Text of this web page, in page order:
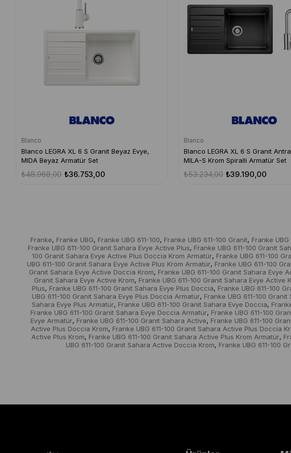
Blanco
Blanco LEGRA XL 6 S Granit Beyaz Evye,
MIDA Beyaz Armatür Set
₺36.753,00
₺48.968,00
Blanco
Blanco LEGRA XL 6 S Granit
MILA-S Krom Spiralli Armatür Set
₺39.190,00
₺53.234,00
Franke, Franke UBG, Franke UBG 611-100, Franke UBG 611-100 Granit, Franke
Franke UBG 611-100 Granit Sahara Evye Active Plus, Franke UBG 611-100 Granit
100 Granit Sahara Evye Active Plus Doccia Krom Armatür, Franke UBG 611-100
UBG 611-100 Granit Sahara Evye Active Plus Krom Armatür, Franke UBG 611-100
Granit Sahara Evye Active Doccia Krom, Franke UBG 611-100 Granit Sahara Evye
Granit Sahara Evye Active Krom, Franke UBG 611-100 Granit Sahara Evye Active
Plus, Franke UBG 611-100 Granit Sahara Evye Plus Doccia, Franke UBG 611-100
UBG 611-100 Granit Sahara Evye Plus Doccia Armatür, Franke UBG 611-100
Sahara Evye Plus Armatür, Franke UBG 611-100 Granit Sahara Evye Doccia,
Franke UBG 611-100 Granit Sahara Evye Doccia Armatür, Franke UBG 611-100
Evye Armatür, Franke UBG 611-100 Granit Sahara Active, Franke UBG 611-100
Active Plus Doccia Krom, Franke UBG 611-100 Granit Sahara Active Plus Doccia
Active Plus Krom, Franke UBG 611-100 Granit Sahara Active Plus Krom Armatür,
UBG 611-100 Granit Sahara Active Doccia Krom, Franke UBG 611-100